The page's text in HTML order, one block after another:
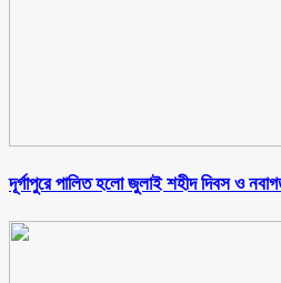
‎দূর্গাপুরে পালিত হলো জুলাই শহীদ দিবস ও